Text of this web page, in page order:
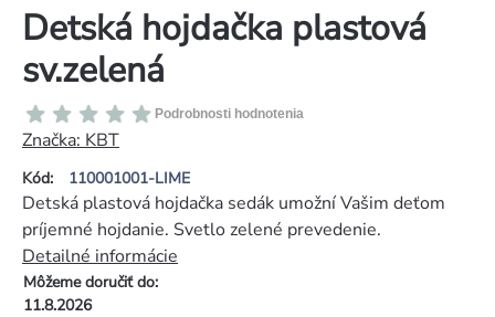
Detská hojdačka plastová
sv.zelená
Kód: 110001001-LIME
Priemerné
hodnotenie
produktu
je
0,0
z
5
hviezdičiek.
Podrobnosti hodnotenia
Značka: KBT
Môžeme doručiť do:
11.8.2026
Detská plastová hojdačka sedák umožní Vašim deťom
príjemné hojdanie. Svetlo zelené prevedenie.
Detailné informácie